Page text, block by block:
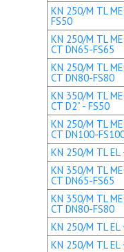
KN 250/M TL
FS50
KN 250/M TL
CT DN65-FS65
KN 250/M TL
CT DN80-FS80
KN 350/M TL
CT D2” - FS50
KN 250/M TL
CT DN100-
KN 250/M TL EL
KN 350/M TL
CT DN65-FS65
KN 350/M TL
CT DN80-FS80
KN 250/M TL EL
KN 250/M TL EL